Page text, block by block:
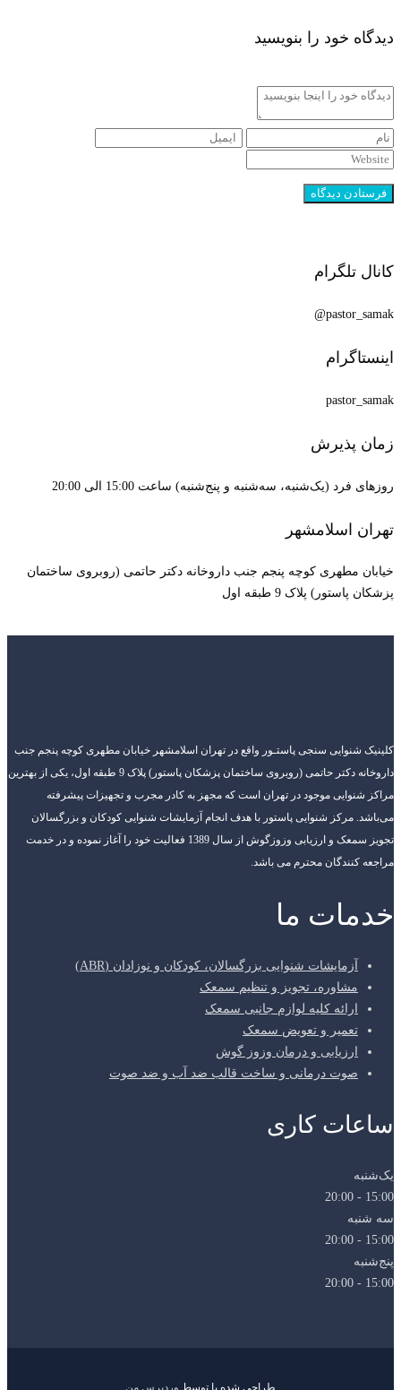
دیدگاه خود را بنویسید
کانال تلگرام
pastor_samak@
اینستاگرام
pastor_samak
زمان پذیرش
روزهای فرد (یک‌شنبه، سه‌شنبه و پنج‌شنبه) ساعت 15:00 الی 20:00
تهران اسلامشهر
خیابان مطهری کوچه پنجم جنب داروخانه دکتر حاتمی (روبروی ساختمان
پزشکان پاستور) پلاک 9 طبقه اول
کلینیک شنوایی سنجی پاستـور واقع در تهران اسلامشهر خیابان مطهری کوچه پنجم جنب
داروخانه دکتر حاتمی (روبروی ساختمان پزشکان پاستور) پلاک 9 طبقه اول، یکی از بهترین
مراکز شنوایی موجود در تهران است که مجهز به کادر مجرب و تجهیزات پیشرفته
می‌باشد. مرکز شنوایی پاستور با هدف انجام آزمایشات شنوایی کودکان و بزرگسالان
تجویز سمعک و ارزیابی وزوزگوش از سال 1389 فعالیت خود را آغاز نموده و در خدمت
مراجعه کنندگان محترم می باشد.
خدمات ما
آزمایشات شنوایی بزرگسالان، کودکان و نوزادان (ABR)
مشاوره، تجویز و تنظیم سمعک
ارائه کلیه لوازم جانبی سمعک
تعمیر و تعویض سمعک
ارزیابی و درمان وزوز گوش
صوت درمانی و ساخت قالب ضد آب و ضد صوت
ساعات کاری
یک‌شنبه
15:00 - 20:00
سه شنبه
15:00 - 20:00
پنج‌شنبه
15:00 - 20:00